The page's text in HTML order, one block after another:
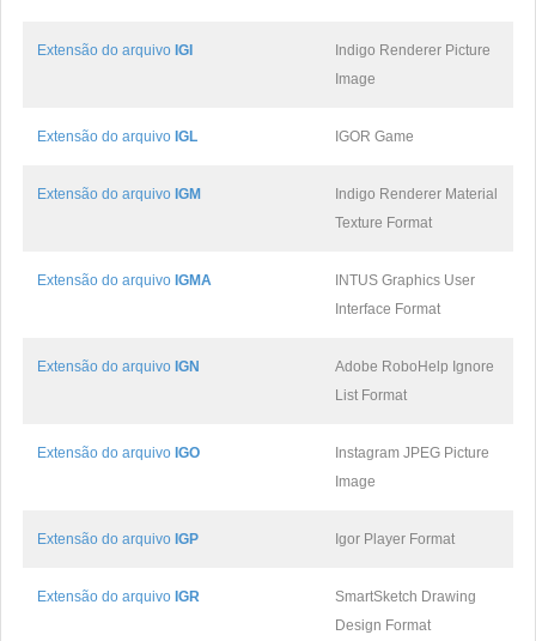
Extensão do arquivo IGI
Indigo Renderer Picture
Image
Extensão do arquivo IGL IGOR Game
Extensão do arquivo IGM
Indigo Renderer Material
Texture Format
Extensão do arquivo IGMA
INTUS Graphics User
Interface Format
Extensão do arquivo IGN
Adobe RoboHelp Ignore
List Format
Extensão do arquivo IGO
Instagram JPEG Picture
Image
Extensão do arquivo IGP Igor Player Format
Extensão do arquivo IGR
SmartSketch Drawing
Design Format